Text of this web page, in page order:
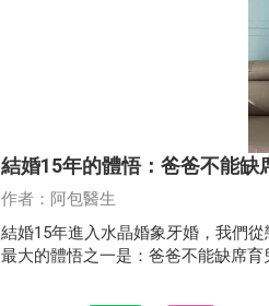
結婚15年的體悟：爸爸不能缺
作者：阿包醫生
結婚15年進入水晶婚象牙婚，我們
最大的體悟之一是：爸爸不能缺席育